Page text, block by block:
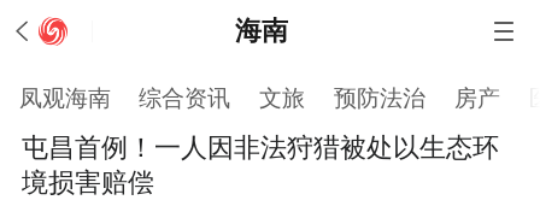
海南
凤观海南 综合资讯 文旅 预防法治 房产
屯昌首例！一人因非法狩猎被处以生态环
境损害赔偿